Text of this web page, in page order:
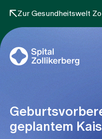
Zur Gesundheitswelt
geplantem